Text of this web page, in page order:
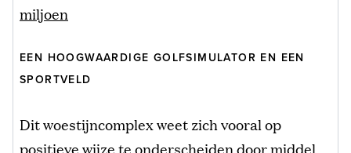
miljoen
EEN HOOGWAARDIGE GOLFSIMULATOR EN EEN
SPORTVELD
Dit woestijncomplex weet zich vooral op
positieve wijze te onderscheiden door middel